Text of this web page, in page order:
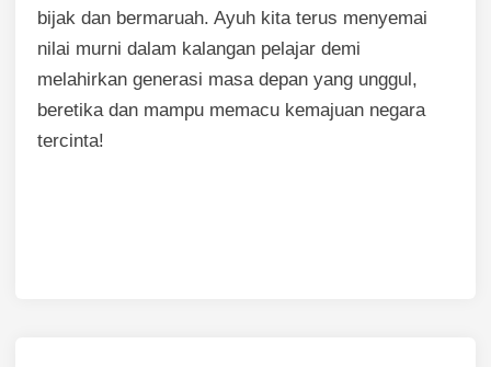
bijak dan bermaruah. Ayuh kita terus menyemai
nilai murni dalam kalangan pelajar demi
melahirkan generasi masa depan yang unggul,
beretika dan mampu memacu kemajuan negara
tercinta!